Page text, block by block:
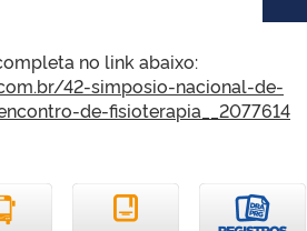
no link abaixo:
42-simposio-nacional-de-
de-fisioterapia__2077614